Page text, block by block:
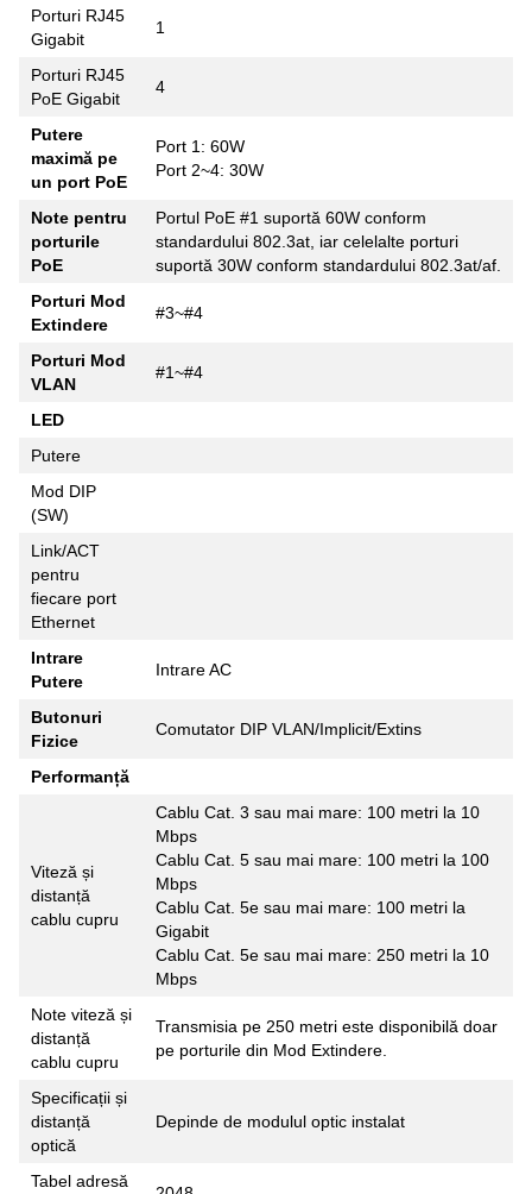
Porturi RJ45
Gigabit
1
Porturi RJ45
PoE Gigabit
4
Putere
maximă pe
un port PoE
Port 1: 60W
Port 2~4: 30W
Note pentru
porturile
PoE
Portul PoE #1 suportă 60W conform
standardului 802.3at, iar celelalte porturi
suportă 30W conform standardului 802.3at/af.
Porturi Mod
Extindere
#3~#4
Porturi Mod
VLAN
#1~#4
LED
Putere
Mod DIP
(SW)
Link/ACT
pentru
fiecare port
Ethernet
Intrare
Putere
Intrare AC
Butonuri
Fizice
Comutator DIP VLAN/Implicit/Extins
Performanță
Viteză și
distanță
cablu cupru
Cablu Cat. 3 sau mai mare: 100 metri la 10
Mbps
Cablu Cat. 5 sau mai mare: 100 metri la 100
Mbps
Cablu Cat. 5e sau mai mare: 100 metri la
Gigabit
Cablu Cat. 5e sau mai mare: 250 metri la 10
Mbps
Note viteză și
distanță
cablu cupru
Transmisia pe 250 metri este disponibilă doar
pe porturile din Mod Extindere.
Specificații și
distanță
optică
Depinde de modulul optic instalat
Tabel adresă